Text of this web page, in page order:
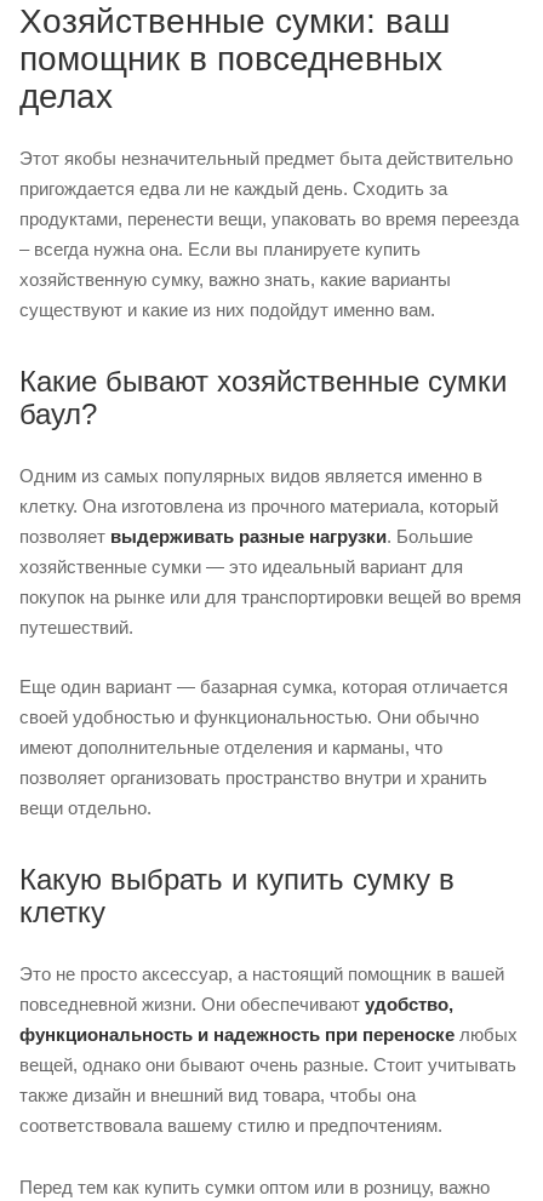
Хозяйственные сумки: ваш
помощник в повседневных
делах
Этот якобы незначительный предмет быта действительно
пригождается едва ли не каждый день. Сходить за
продуктами, перенести вещи, упаковать во время переезда
– всегда нужна она. Если вы планируете купить
хозяйственную сумку, важно знать, какие варианты
существуют и какие из них подойдут именно вам.
Какие бывают хозяйственные сумки
баул?
Одним из самых популярных видов является именно в
клетку. Она изготовлена из прочного материала, который
позволяет выдерживать разные нагрузки. Большие
хозяйственные сумки — это идеальный вариант для
покупок на рынке или для транспортировки вещей во время
путешествий.
Еще один вариант — базарная сумка, которая отличается
своей удобностью и функциональностью. Они обычно
имеют дополнительные отделения и карманы, что
позволяет организовать пространство внутри и хранить
вещи отдельно.
Какую выбрать и купить сумку в
клетку
Это не просто аксессуар, а настоящий помощник в вашей
повседневной жизни. Они обеспечивают удобство,
функциональность и надежность при переноске любых
вещей, однако они бывают очень разные. Стоит учитывать
также дизайн и внешний вид товара, чтобы она
соответствовала вашему стилю и предпочтениям.
Перед тем как купить сумки оптом или в розницу, важно